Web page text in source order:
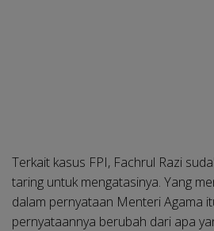
Terkait kasus FPI, Fachrul Razi
taring untuk mengatasinya. Yang
dalam pernyataan Menteri Agama
pernyataannya berubah dari apa